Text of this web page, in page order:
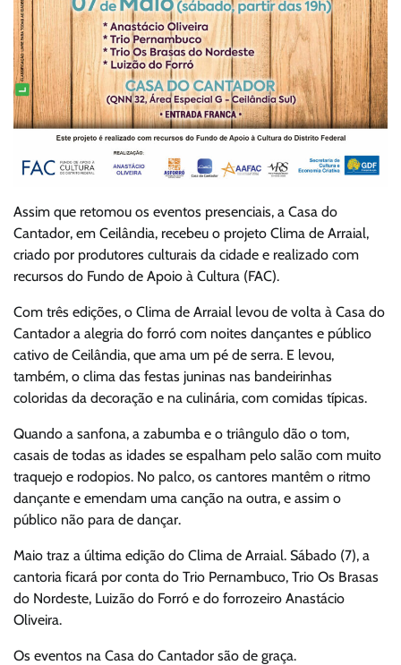
Assim que retomou os eventos presenciais, a Casa do
Cantador, em Ceilândia, recebeu o projeto Clima de Arraial,
criado por produtores culturais da cidade e realizado com
recursos do Fundo de Apoio à Cultura (FAC).
Com três edições, o Clima de Arraial levou de volta à Casa do
Cantador a alegria do forró com noites dançantes e público
cativo de Ceilândia, que ama um pé de serra. E levou,
também, o clima das festas juninas nas bandeirinhas
coloridas da decoração e na culinária, com comidas típicas.
Quando a sanfona, a zabumba e o triângulo dão o tom,
casais de todas as idades se espalham pelo salão com muito
traquejo e rodopios. No palco, os cantores mantêm o ritmo
dançante e emendam uma canção na outra, e assim o
público não para de dançar.
Maio traz a última edição do Clima de Arraial. Sábado (7), a
cantoria ficará por conta do Trio Pernambuco, Trio Os Brasas
do Nordeste, Luizão do Forró e do forrozeiro Anastácio
Oliveira.
Os eventos na Casa do Cantador são de graça.